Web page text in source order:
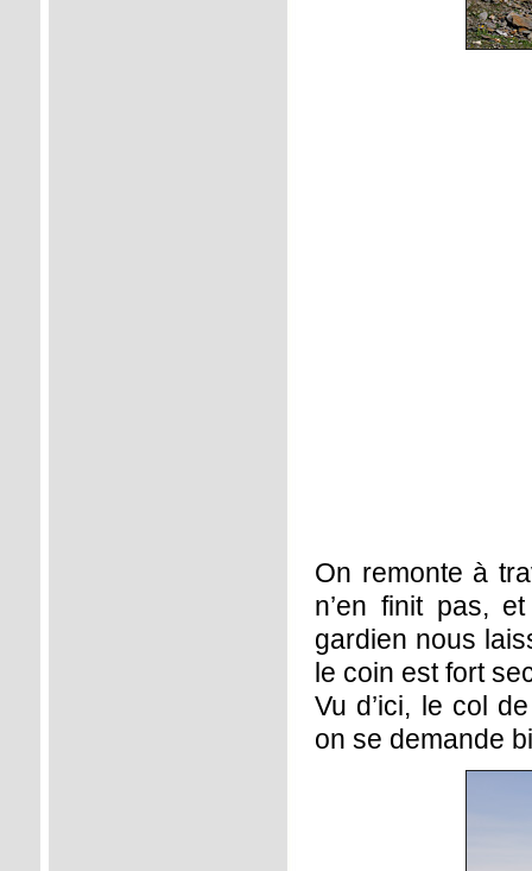
On remonte à
n’en finit pas,
gardien nous
le coin est fort
Vu d’ici, le col
on se demande